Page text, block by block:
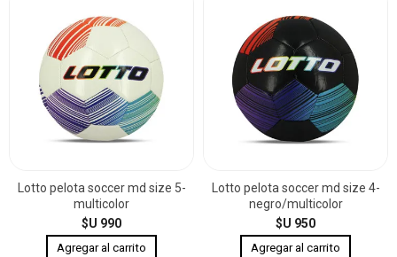
Lotto pelota soccer md size 5-
multicolor
$U 990
Lotto pelota soccer md size 4-
negro/multicolor
$U 950